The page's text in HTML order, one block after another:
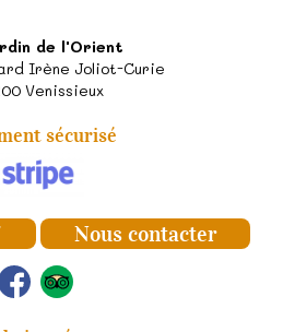
de l'Orient
Irène Joliot-Curie
Venissieux
sécurisé
Nous contacter